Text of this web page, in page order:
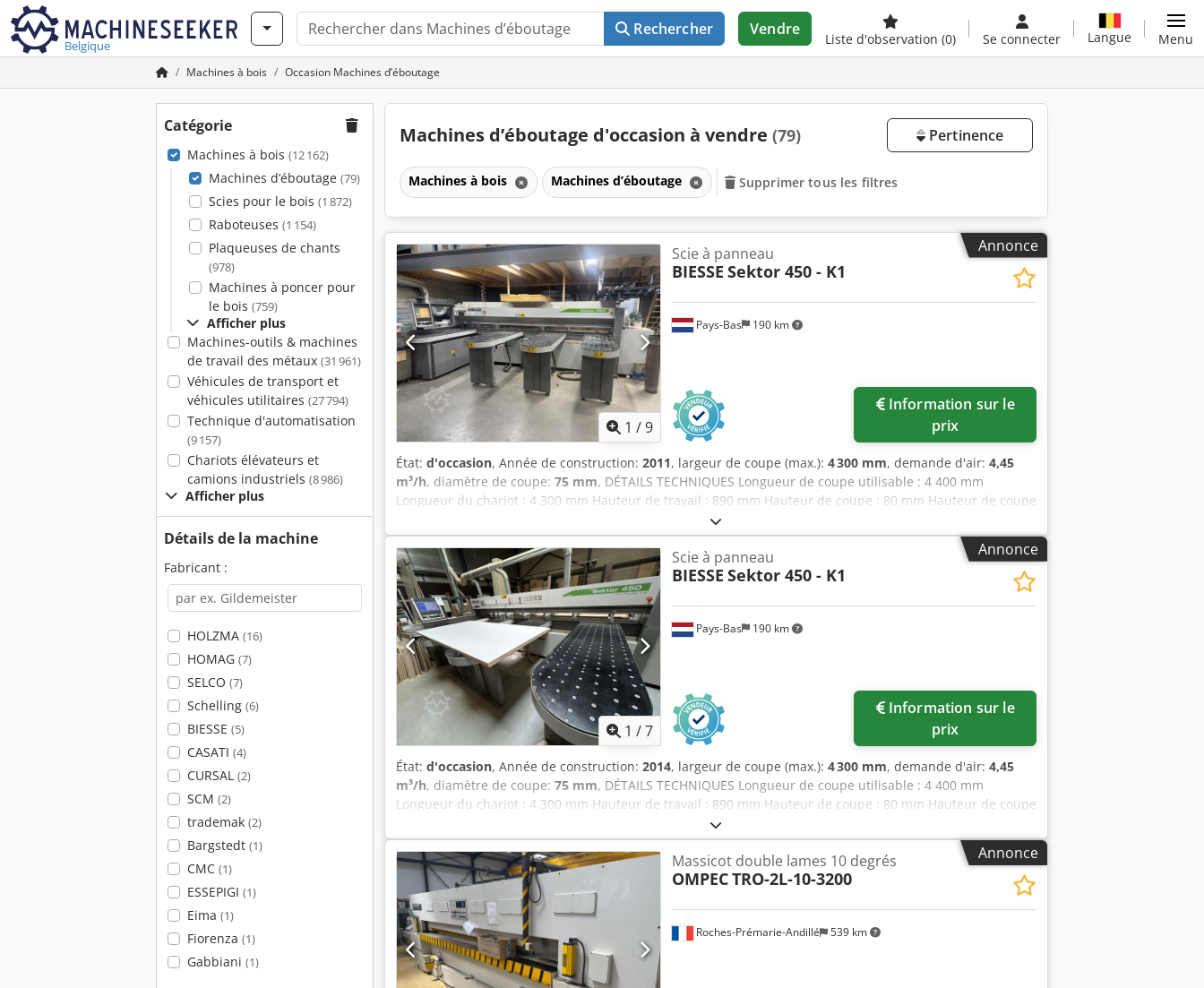
Belgique
Rechercher Vendre
Liste d'observation (0) Se connecter Langue Menu
Machines à bois Occasion Machines d’éboutage
Catégorie
Machines à bois (12 162)
Machines d’éboutage (79)
Scies pour le bois (1 872)
Raboteuses (1 154)
Plaqueuses de chants
(978)
Machines à poncer pour
le bois (759)
Afficher plus
Machines-outils & machines
de travail des métaux (31 961)
Véhicules de transport et
véhicules utilitaires (27 794)
Technique d'automatisation
(9 157)
Chariots élévateurs et
camions industriels (8 986)
Afficher plus
Détails de la machine
Fabricant :
HOLZMA (16)
HOMAG (7)
SELCO (7)
Schelling (6)
BIESSE (5)
CASATI (4)
CURSAL (2)
SCM (2)
trademak (2)
Bargstedt (1)
CMC (1)
ESSEPIGI (1)
Eima (1)
Fiorenza (1)
Gabbiani (1)
Machines d’éboutage d'occasion à vendre (79) Pertinence
Machines à bois Machines d’éboutage Supprimer tous les filtres
Annonce
1 /9
Pays-Bas 190 km
Scie à panneau
BIESSE Sektor 450 - K1
Information sur le
prix
État: d'occasion, Année de construction: 2011, largeur de coupe (max.): 4 300 mm, demande d'air: 4,45
m³/h, diamètre de coupe: 75 mm, DÉTAILS TECHNIQUES Longueur de coupe utilisable : 4 400 mm
Longueur du chariot : 4 300 mm Hauteur de travail : 890 mm Hauteur de coupe : 80 mm Hauteur de coupe
de la scie principale : 80 mm Ouverture des pinces : 75 mm Fermeture des pinces : 1 mm Nombre de
pinces : 5 Positions de serrage : 68 – 368 – 1 168 – 2 168 – 3 168 – 4 168 mm Épaisseur minimale du
paquet pour le chariot latéral : 12 mm Technologie de la scie Moteur de la scie principale : 13,2 kW / 50 Hz
Moteur de la scie d’entaillage : 1,5 kW Diamètre de la scie principale : 330 mm Diamètre de la scie
d’entaillage : 180 mm Vitesses d’avance Vitesse d’avance du chariot de la scie : 1 à 150 m/min Vitesse de
retour du chariot de la scie : 100 à 150 m/min Éléments de table et de transport Nombre de barres à
rouleaux : 10 Credpfx Aozqcrzecgjf Nombre de tables à coussin d’air (2 000 x 510 mm) : 4 Aspiration Buse
inférieure : 200 mm Buse d’aspiration supérieure : 75 mm DÉTAILS DE LA MACHINE Tension : 400 V / 50 Hz
/ 3 phases ÉQUIPEMENT - GVision XP - Chariot de scie sans balais
Annonce
1 /7
Pays-Bas 190 km
Scie à panneau
BIESSE Sektor 450 - K1
Information sur le
prix
État: d'occasion, Année de construction: 2014, largeur de coupe (max.): 4 300 mm, demande d'air: 4,45
m³/h, diamètre de coupe: 75 mm, DÉTAILS TECHNIQUES Longueur de coupe utilisable : 4 400 mm
Longueur du chariot : 4 300 mm Hauteur de travail : 890 mm Hauteur de coupe : 80 mm Hauteur de coupe
de la scie principale : 80 mm Ouverture des pinces : 75 mm Fermeture des pinces : 1 mm Nombre de
pinces : 5 Positions de serrage : 68 – 368 – 1 168 – 2 168 – 3 168 – 4 168 mm Épaisseur minimale du
paquet pour le chariot latéral : 12 mm Technologie de la scie Moteur de la scie principale : 13,2 kW / 50 Hz
Moteur de la scie d’entaillage : 1,5 kW Diamètre de la scie principale : 330 mm Diamètre de la scie
d’entaillage : 180 mm Vitesses d’avance Vitesse d’avance du chariot de la scie : 1 à 150 m/min Vitesse de
retour du chariot de la scie : 100 à 150 m/min Éléments de table et de transport Nombre de barres à
rouleaux : 10 Nombre de tables à coussin d’air (2 000 x 510 mm) : 4 Aspiration Buse inférieure : 200 mm
Cedpfx Aeznw Tbscgorf Buse d’aspiration supérieure : 75 mm DÉTAILS DE LA MACHINE Tension : 400 V / 50
Hz / 3 phases ÉQUIPEMENT - GVision XP - Chariot de scie sans balais
Annonce
Roches-Prémarie-Andillé 539 km
Massicot double lames 10 degrés
OMPECTRO-2L-10-3200